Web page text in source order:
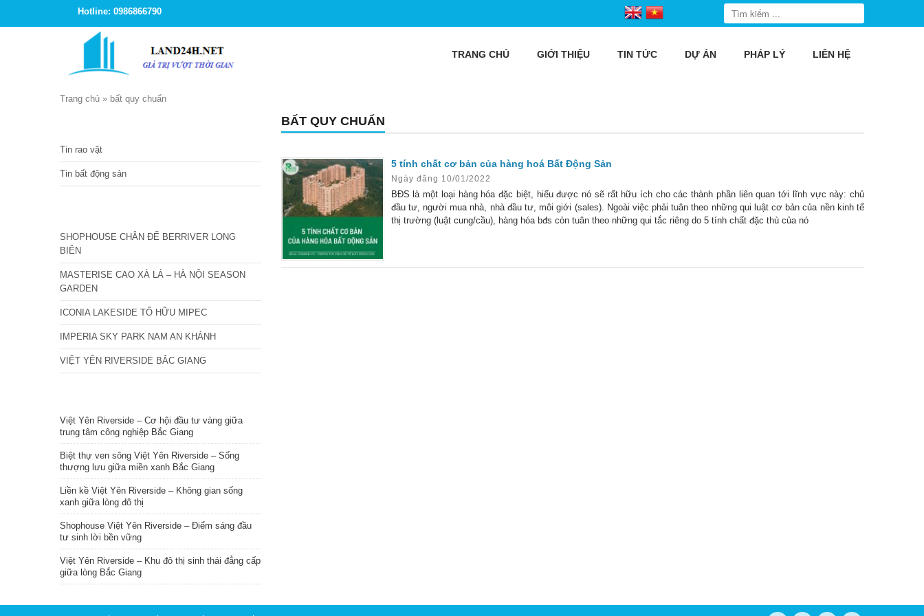
Hotline: 0986866790
TRANG CHỦ GIỚI THIỆU TIN TỨC DỰ ÁN PHÁP LÝ LIÊN HỆ
Trang chủ » bất quy chuẩn
BẤT QUY CHUẨN
5 tính chất cơ bản của hàng hoá Bất Động Sản
Ngày đăng 10/01/2022
BĐS là một loại hàng hóa đặc biệt, hiểu được nó sẽ rất hữu ích cho các thành phần liên quan tới lĩnh vực này: chủ
đầu tư, người mua nhà, nhà đầu tư, môi giới (sales). Ngoài việc phải tuân theo những qui luật cơ bản của nền kinh tế
thị trường (luật cung/cầu), hàng hóa bđs còn tuân theo những qui tắc riêng do 5 tính chất đặc thù của nó
Tin rao vặt
Tin bất động sản
SHOPHOUSE CHÂN ĐẾ BERRIVER LONG
BIÊN
MASTERISE CAO XÀ LÁ – HÀ NỘI SEASON
GARDEN
ICONIA LAKESIDE TỐ HỮU MIPEC
IMPERIA SKY PARK NAM AN KHÁNH
VIỆT YÊN RIVERSIDE BẮC GIANG
Việt Yên Riverside – Cơ hội đầu tư vàng giữa
trung tâm công nghiệp Bắc Giang
Biệt thự ven sông Việt Yên Riverside – Sống
thượng lưu giữa miền xanh Bắc Giang
Liền kề Việt Yên Riverside – Không gian sống
xanh giữa lòng đô thị
Shophouse Việt Yên Riverside – Điểm sáng đầu
tư sinh lời bền vững
Việt Yên Riverside – Khu đô thị sinh thái đẳng cấp
giữa lòng Bắc Giang